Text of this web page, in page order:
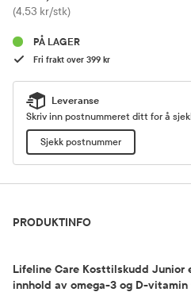
Pris
(4,53 kr/stk)
PÅ LAGER
Fri frakt over 399 kr
Leveranse
Skriv inn postnummeret ditt for å
Sjekk postnummer
PRODUKTINFO
Lifeline Care Kosttilskudd Junior
innhold av omega-3 og D-